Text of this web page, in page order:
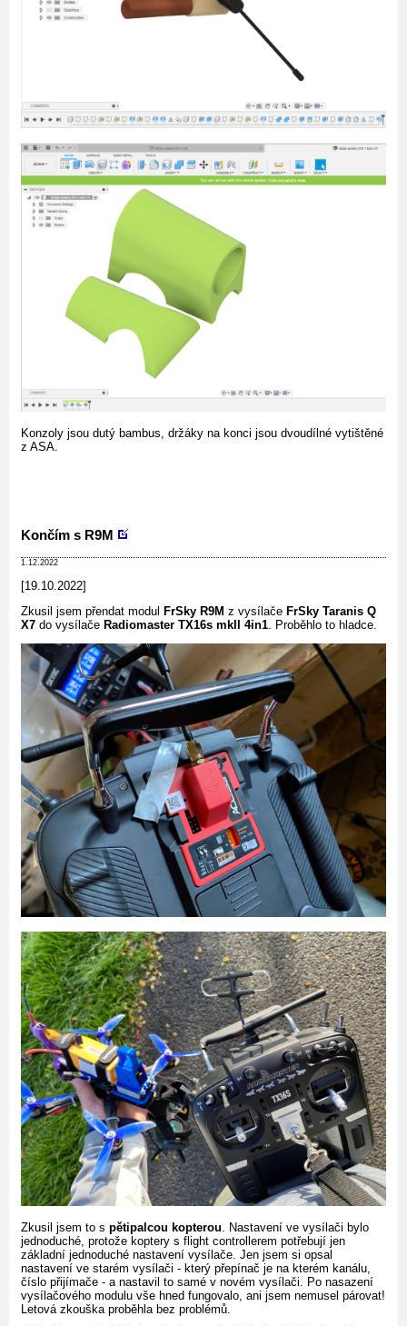
Konzoly jsou dutý bambus, držáky na konci jsou dvoudílné vytištěné
z ASA.
Končím s R9M
1.12.2022
[19.10.2022]
Zkusil jsem přendat modul FrSky R9M z vysílače FrSky Taranis Q
X7 do vysílače Radiomaster TX16s mkII 4in1 . Proběhlo to hladce.
Zkusil jsem to s pětipalcou kopterou . Nastavení ve vysílači bylo
jednoduché, protože koptery s flight controllerem potřebují jen
základní jednoduché nastavení vysílače. Jen jsem si opsal
nastavení ve starém vysílači - který přepínač je na kterém kanálu,
číslo přijímače - a nastavil to samé v novém vysílači. Po nasazení
vysílačového modulu vše hned fungovalo, ani jsem nemusel párovat!
Letová zkouška proběhla bez problémů.